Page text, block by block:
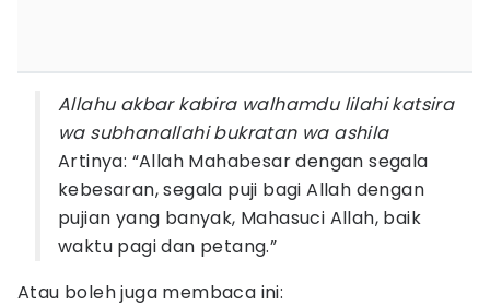
Allahu akbar kabira walhamdu lilahi katsira
wa subhanallahi bukratan wa ashila
Artinya: “Allah Mahabesar dengan segala
kebesaran, segala puji bagi Allah dengan
pujian yang banyak, Mahasuci Allah, baik
waktu pagi dan petang.”
Atau boleh juga membaca ini: